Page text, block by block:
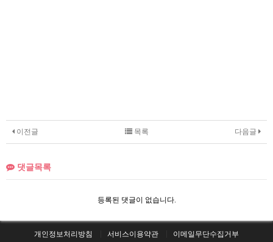
이전글 다음글
목록
댓글목록
등록된 댓글이 없습니다.
개인정보처리방침 서비스이용약관 이메일무단수집거부